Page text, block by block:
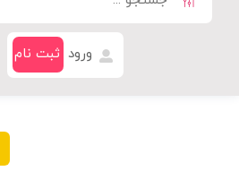
ورود ثبت نام